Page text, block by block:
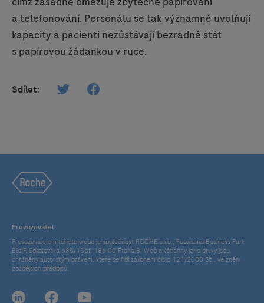
a telefonování. Personálu se tak významně uvolňují
kapacity a pacienti nezůstávají bezradně stát
s papírovou žádankou v ruce.
Sdílet:
Provozovatel
Provozovatelem tohoto webu je společnost ROCHE s.r.o., Futurama Business Park
Bld F, Sokolovská 685/136f, 186 00 Praha 8. Web a všechny jeho prvky jsou
chráněny autorským právem, které se řídí zákonem číslo 121/2000 Sb., ve znění
pozdějších předpisů.